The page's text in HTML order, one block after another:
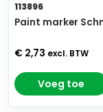
113896
Paint marker
€ 2,73 excl. BTW
Voeg toe